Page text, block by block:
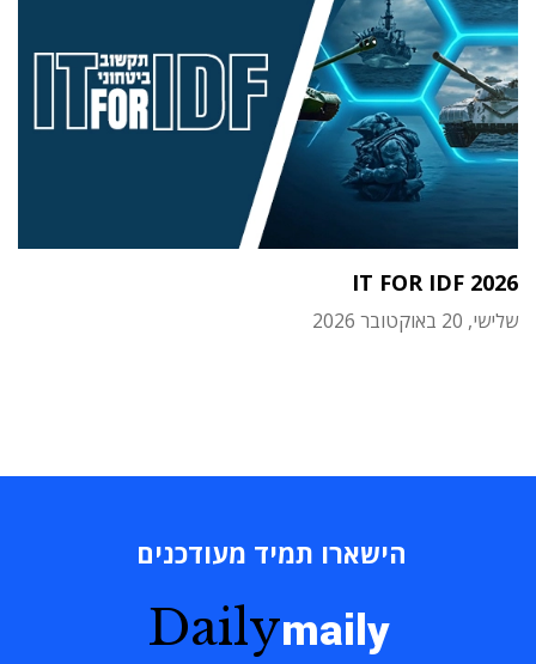
IT FOR IDF 2026
שלישי, 20 באוקטובר 2026
הישארו תמיד מעודכנים
Dailymaily